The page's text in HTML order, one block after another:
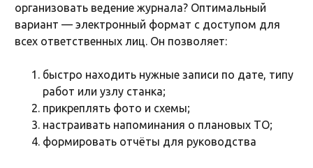
организовать ведение журнала? Оптимальный
вариант — электронный формат с доступом для
всех ответственных лиц. Он позволяет:
быстро находить нужные записи по дате, типу
работ или узлу станка;
прикреплять фото и схемы;
настраивать напоминания о плановых ТО;
формировать отчёты для руководства